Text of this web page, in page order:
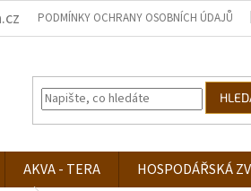
PODMÍNKY OCHRANY OSOBNÍCH ÚDAJŮ
AKVA - TERA HOSPODÁŘSKÁ